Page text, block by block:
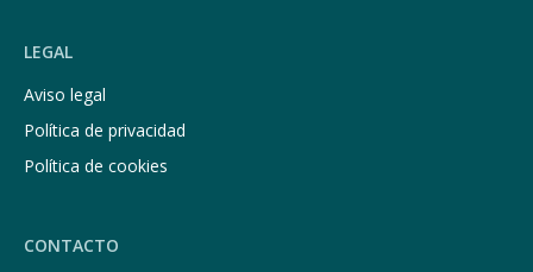
LEGAL
Aviso legal
Política de privacidad
Política de cookies
CONTACTO